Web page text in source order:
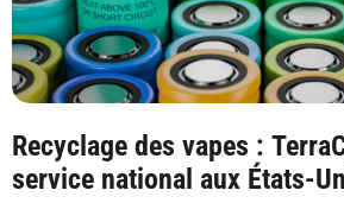
Recyclage des vapes :
service national aux États-